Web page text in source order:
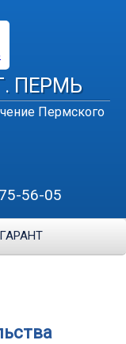
ПЕРМЬ
Пермского
56-05